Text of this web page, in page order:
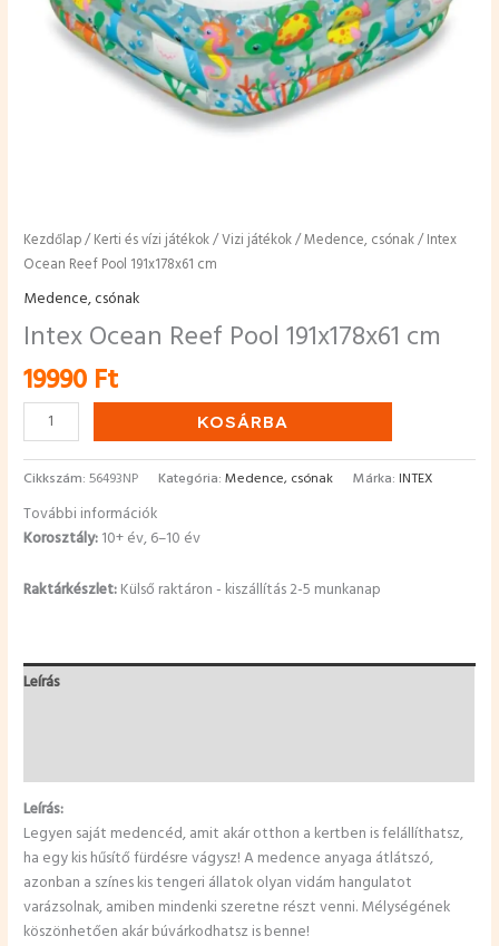
Kezdőlap/Kerti és vízi játékok/Vizi játékok/Medence, csónak/ Intex
Ocean Reef Pool 191x178x61 cm
Medence, csónak
Intex Ocean Reef Pool 191x178x61 cm
19990 Ft
KOSÁRBA
Cikkszám:56493NP Kategória:Medence, csónak Márka: INTEX
További információk
Korosztály:10+ év, 6–10 év
Raktárkészlet:Külső raktáron - kiszállítás 2-5 munkanap
Leírás
Leírás:
Legyen saját medencéd, amit akár otthon a kertben is felállíthatsz,
ha egy kis hűsítő fürdésre vágysz! A medence anyaga átlátszó,
azonban a színes kis tengeri állatok olyan vidám hangulatot
varázsolnak, amiben mindenki szeretne részt venni. Mélységének
köszönhetően akár búvárkodhatsz is benne!